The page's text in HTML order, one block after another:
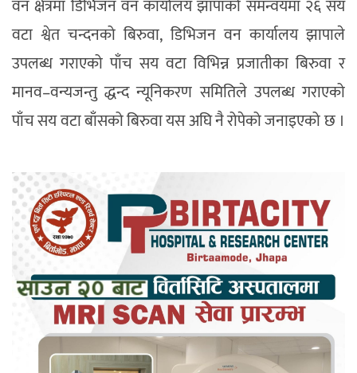
वन क्षेत्रमा डिभिजन वन कार्यालय झापाको समन्वयमा २६ सय
वटा श्वेत चन्दनको बिरुवा, डिभिजन वन कार्यालय झापाले
उपलब्ध गराएको पाँच सय वटा विभिन्न प्रजातीका बिरुवा र
मानव–वन्यजन्तु द्धन्द न्यूनिकरण समितिले उपलब्ध गराएको
पाँच सय वटा बाँसको बिरुवा यस अघि नै रोपेको जनाइएको छ ।